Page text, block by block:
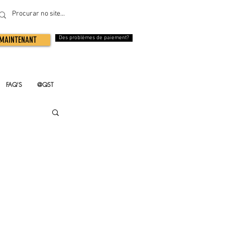
FAQ'S @QST
Des problèmes de paiement?